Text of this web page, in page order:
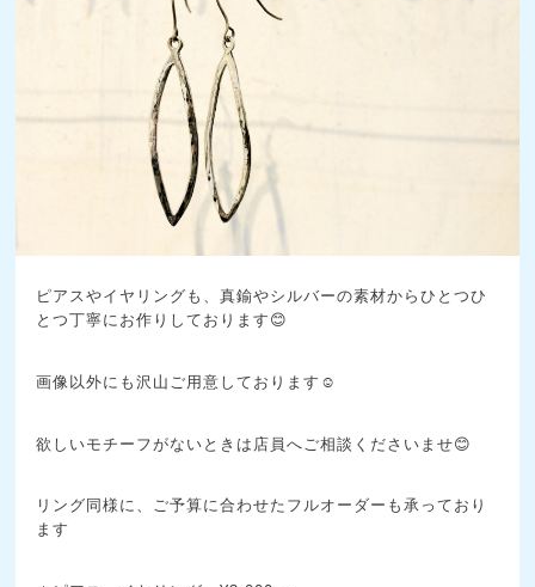
ピアスやイヤリングも、真鍮やシルバーの素材からひとつひ
とつ丁寧にお作りしております😊
画像以外にも沢山ご用意しております☺️
欲しいモチーフがないときは店員へご相談くださいませ😊
リング同様に、ご予算に合わせたフルオーダーも承っており
ます